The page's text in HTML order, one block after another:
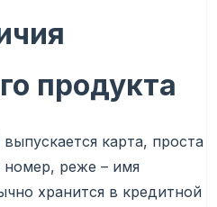
продукта
карта, проста
номер, реже – имя
хранится в кредитной